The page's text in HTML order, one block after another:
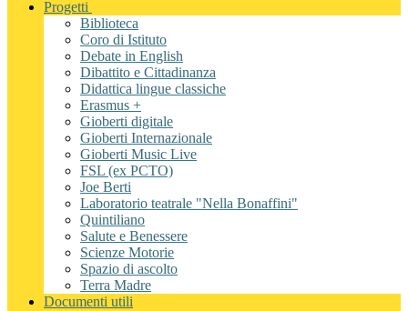
Progetti
Biblioteca
Coro di Istituto
Debate in English
Dibattito e Cittadinanza
Didattica lingue classiche
Erasmus +
Gioberti digitale
Gioberti Internazionale
Gioberti Music Live
FSL (ex PCTO)
Joe Berti
Laboratorio teatrale "Nella Bonaffini"
Quintiliano
Salute e Benessere
Scienze Motorie
Spazio di ascolto
Terra Madre
Documenti utili